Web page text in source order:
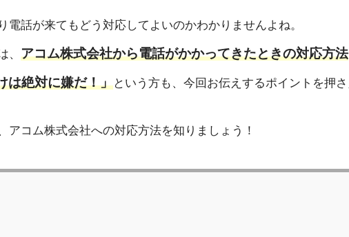
電話が来てもどう対応してよいのかわかりませんよね。
、 アコム株式会社から電話がかかってきたときの対応方法
は絶対に嫌だ！」という方も、今回お伝えするポイントを押
アコム株式会社への対応方法を知りましょう！